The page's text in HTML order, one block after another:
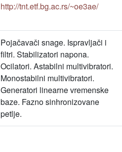
http://tnt.etf.bg.ac.rs/~oe3ae/
Pojačavači snage. Ispravljači i
filtri. Stabilizatori napona.
Ocilatori. Astabilni multivibratori.
Monostabilni multivibratori.
Generatori linearne vremenske
baze. Fazno sinhronizovane
petlje.